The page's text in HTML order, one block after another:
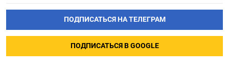
ПОДПИСАТЬСЯ НА ТЕЛЕГРАМ
ПОДПИСАТЬСЯ В GOOGLE